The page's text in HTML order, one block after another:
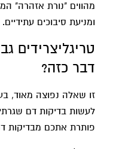
מהווים "נורת אזהרה"
ומניעת סיבוכים עתידיים.
טריגליצרידים
דבר כזה?
זו שאלה נפוצה מאוד,
לעשות בדיקות דם
פותרת אתכם מבדיקות